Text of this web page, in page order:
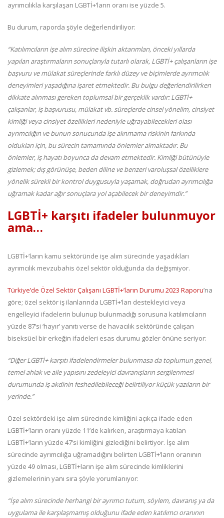
ayrımcılıkla karşılaşan LGBTİ+’ların oranı ise yüzde 5.
Bu durum, raporda şöyle değerlendiriliyor:
“Katılımcıların işe alım sürecine ilişkin aktarımları, önceki yıllarda
yapılan araştırmaların sonuçlarıyla tutarlı olarak, LGBTİ+ çalışanların işe
başvuru ve mülakat süreçlerinde farklı düzey ve biçimlerde ayrımcılık
deneyimleri yaşadığına işaret etmektedir. Bu bulgu değerlendirilirken
dikkate alınması gereken toplumsal bir gerçeklik vardır: LGBTİ+
çalışanlar, iş başvurusu, mülakat vb. süreçlerde cinsel yönelim, cinsiyet
kimliği veya cinsiyet özellikleri nedeniyle uğrayabilecekleri olası
ayrımcılığın ve bunun sonucunda işe alınmama riskinin farkında
oldukları için, bu sürecin tamamında önlemler almaktadır. Bu
önlemler, iş hayatı boyunca da devam etmektedir. Kimliği bütünüyle
gizlemek; dış görünüşe, beden diline ve benzeri varoluşsal özelliklere
yönelik sürekli bir kontrol duygusuyla yaşamak, doğrudan ayrımcılığa
uğramak kadar ağır sonuçlara yol açabilecek bir deneyimdir.”
LGBTİ+ karşıtı ifadeler bulunmuyor
ama…
LGBTİ+’ların kamu sektöründe işe alım sürecinde yaşadıkları
ayrımcılık mevzubahis özel sektör olduğunda da değişmiyor.
Türkiye’de Özel Sektör Çalışanı LGBTİ+’ların Durumu 2023 Raporu’na
göre; özel sektör iş ilanlarında LGBTİ+’ları destekleyici veya
engelleyici ifadelerin bulunup bulunmadığı sorusuna katılımcıların
yüzde 87’si ‘hayır’ yanıtı verse de havacılık sektöründe çalışan
biseksüel bir erkeğin ifadeleri esas durumu gözler önüne seriyor:
“Diğer LGBTİ+ karşıtı ifadelendirmeler bulunmasa da toplumun genel,
temel ahlak ve aile yapısını zedeleyici davranışların sergilenmesi
durumunda iş akdinin feshedilebileceği belirtiliyor küçük yazıların bir
yerinde.”
Özel sektördeki işe alım sürecinde kimliğini açıkça ifade eden
LGBTİ+’ların oranı yüzde 11’de kalırken, araştırmaya katılan
LGBTİ+’ların yüzde 47’si kimliğini gizlediğini belirtiyor. İşe alım
sürecinde ayrımcılığa uğramadığını belirten LGBTİ+’ların oranının
yüzde 49 olması, LGBTİ+ların işe alım sürecinde kimliklerini
gizlemelerinin yanı sıra şöyle yorumlanıyor:
“İşe alım sürecinde herhangi bir ayrımcı tutum, söylem, davranış ya da
uygulama ile karşılaşmamış olduğunu ifade eden katılımcı oranının